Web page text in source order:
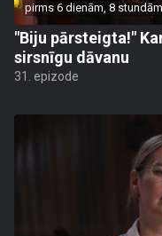
pirms 6 dienām, 8 stundām
"Biju pārsteigta!"
sirsnīgu dāvanu
31. epizode